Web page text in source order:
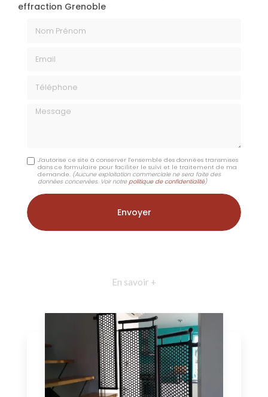
effraction Grenoble
Nom Prénom
Téléphone
Message
J'autorise ce site à conserver l'ensemble des données transmises
dans ce formulaire pour faciliter le suivi et le traitement de ma
demande. (Aucune exploitation commerciale ne sera faite des
données concervées. Voir notrepolitique de confidentialité)
En savoir +